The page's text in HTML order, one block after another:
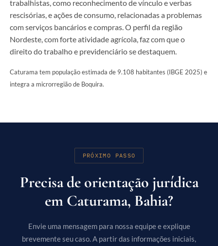
trabalhistas, como reconhecimento de vínculo e verbas
rescisórias, e ações de consumo, relacionadas a problemas
com serviços bancários e compras. O perfil da região
Nordeste, com forte atividade agrícola, faz com que o
direito do trabalho e previdenciário se destaquem.
Caturama tem população estimada de 9.108 habitantes (IBGE 2025) e
integra a microrregião de Boquira.
PRÓXIMO PASSO
Precisa de orientação jurídica
em Caturama, Bahia?
Envie uma mensagem para nossa equipe e explique
brevemente seu caso. A partir das informações iniciais,